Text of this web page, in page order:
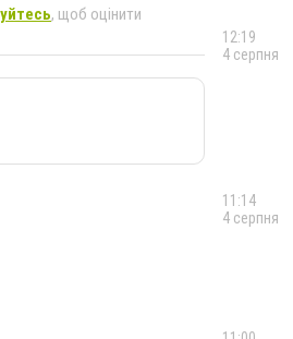
, щоб оцінити
12:19
4 серпня
11:14
4 серпня